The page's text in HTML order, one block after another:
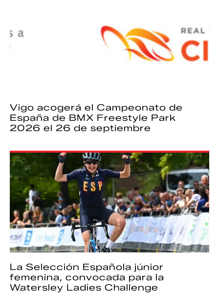
Vigo acogerá el Campeonato de
España de BMX Freestyle Park
2026 el 26 de septiembre
La Selección Española júnior
femenina, convocada para la
Watersley Ladies Challenge